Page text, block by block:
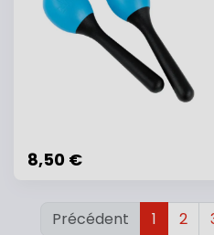
8,50 €
Précédent 1 2